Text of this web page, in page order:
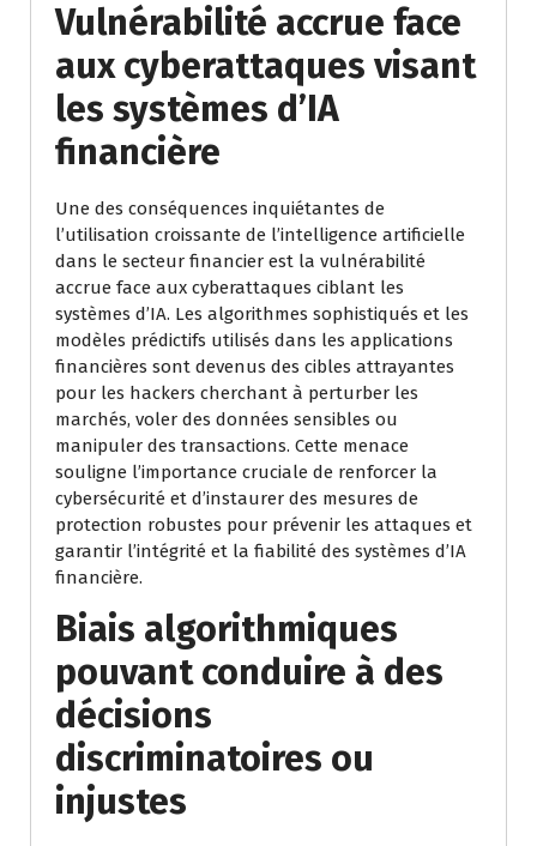
Vulnérabilité accrue face
aux cyberattaques visant
les systèmes d’IA
financière
Une des conséquences inquiétantes de
l’utilisation croissante de l’intelligence artificielle
dans le secteur financier est la vulnérabilité
accrue face aux cyberattaques ciblant les
systèmes d’IA. Les algorithmes sophistiqués et les
modèles prédictifs utilisés dans les applications
financières sont devenus des cibles attrayantes
pour les hackers cherchant à perturber les
marchés, voler des données sensibles ou
manipuler des transactions. Cette menace
souligne l’importance cruciale de renforcer la
cybersécurité et d’instaurer des mesures de
protection robustes pour prévenir les attaques et
garantir l’intégrité et la fiabilité des systèmes d’IA
financière.
Biais algorithmiques
pouvant conduire à des
décisions
discriminatoires ou
injustes